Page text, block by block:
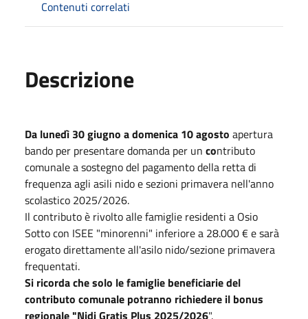
Contenuti correlati
Descrizione
Da lunedì 30 giugno a domenica 10 agosto apertura
bando per presentare domanda per un contributo
comunale a sostegno del pagamento della retta di
frequenza agli asili nido e sezioni primavera nell'anno
scolastico 2025/2026.
Il contributo è rivolto alle famiglie residenti a Osio
Sotto con ISEE "minorenni" inferiore a 28.000 € e sarà
erogato direttamente all'asilo nido/sezione primavera
frequentati.
Si ricorda che solo le famiglie beneficiarie del
contributo comunale potranno richiedere il bonus
regionale "Nidi Gratis Plus 2025/2026".